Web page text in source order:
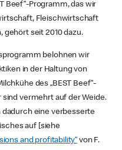
Beef“-Programm, das wir
Fleischwirtschaft
seit 2010 dazu.
belohnen wir
in der Haltung von
des „BEST Beef“-
vermehrt auf der Weide.
dadurch eine verbesserte
auf [siehe
and profitability“ von F.